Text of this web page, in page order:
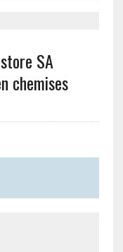
SA
chemises